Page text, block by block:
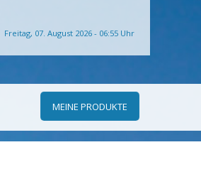
Freitag, 07. August 2026 - 06:55 Uhr
MEINE PRODUKTE